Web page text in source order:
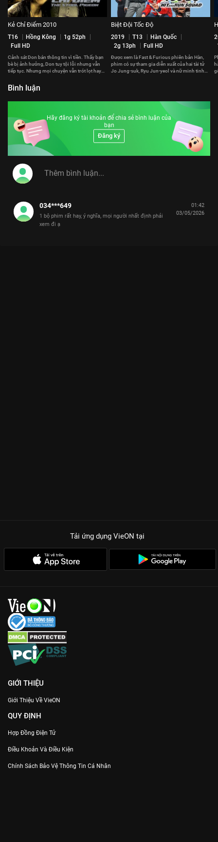
Kẻ Chỉ Điểm 2010
T16 Hồng Kông
1g 52ph
Full HD
Cảnh sát Don bán thông tin vì tiền. Thấy bạn
bè bị ảnh hưởng, Don tuy tội lỗi nhưng vẫn
tiếp tục. Nhưng mọi chuyện vẫn trót lọt hay
Biệt Đội Tốc Độ
2019 T13
Hàn Quốc
2g 13ph
Full HD
Được xem là Fast & Furious phiên bản Hàn,
phim có sự tham gia diễn xuất của hai tài tử
Jo Jung-suk, Ryu Jun-yeol và nữ minh tinh
Bình luận
Hãy đăng ký tài khoản để chia sẻ bình luận của
bạn
Đăng ký
034***649
1 bộ phim rất hay, ý nghĩa, mọi người nhất định phải
xem đi ạ
01:42
03/05/2026
Tải ứng dụng VieON tại
GIỚI THIỆU
Giới Thiệu Về VieON
QUY ĐỊNH
Hợp Đồng Điện Tử
Điều Khoản Và Điều Kiện
Chính Sách Bảo Vệ Thông Tin Cá Nhân